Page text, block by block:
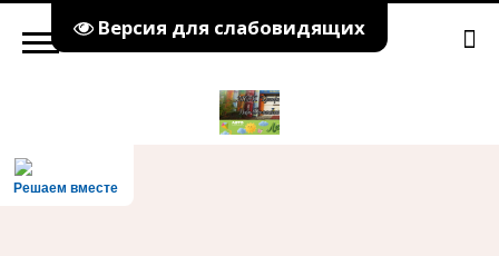
Версия для слабовидящих
Решаем вместе